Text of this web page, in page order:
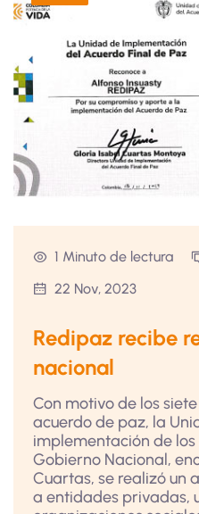
1 Minuto de lectura
22 Nov, 2023
Redipaz recibe
nacional
Con motivo de los
acuerdo de paz, la
implementación de
Gobierno Nacional,
Cuartas, se realizó un
a entidades privadas,